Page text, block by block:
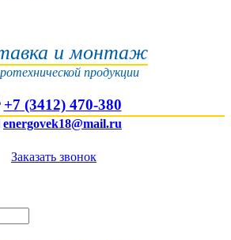
и монтаж
продукции
+7 (3412) 470-380
energovek18@mail.ru
Заказать звонок